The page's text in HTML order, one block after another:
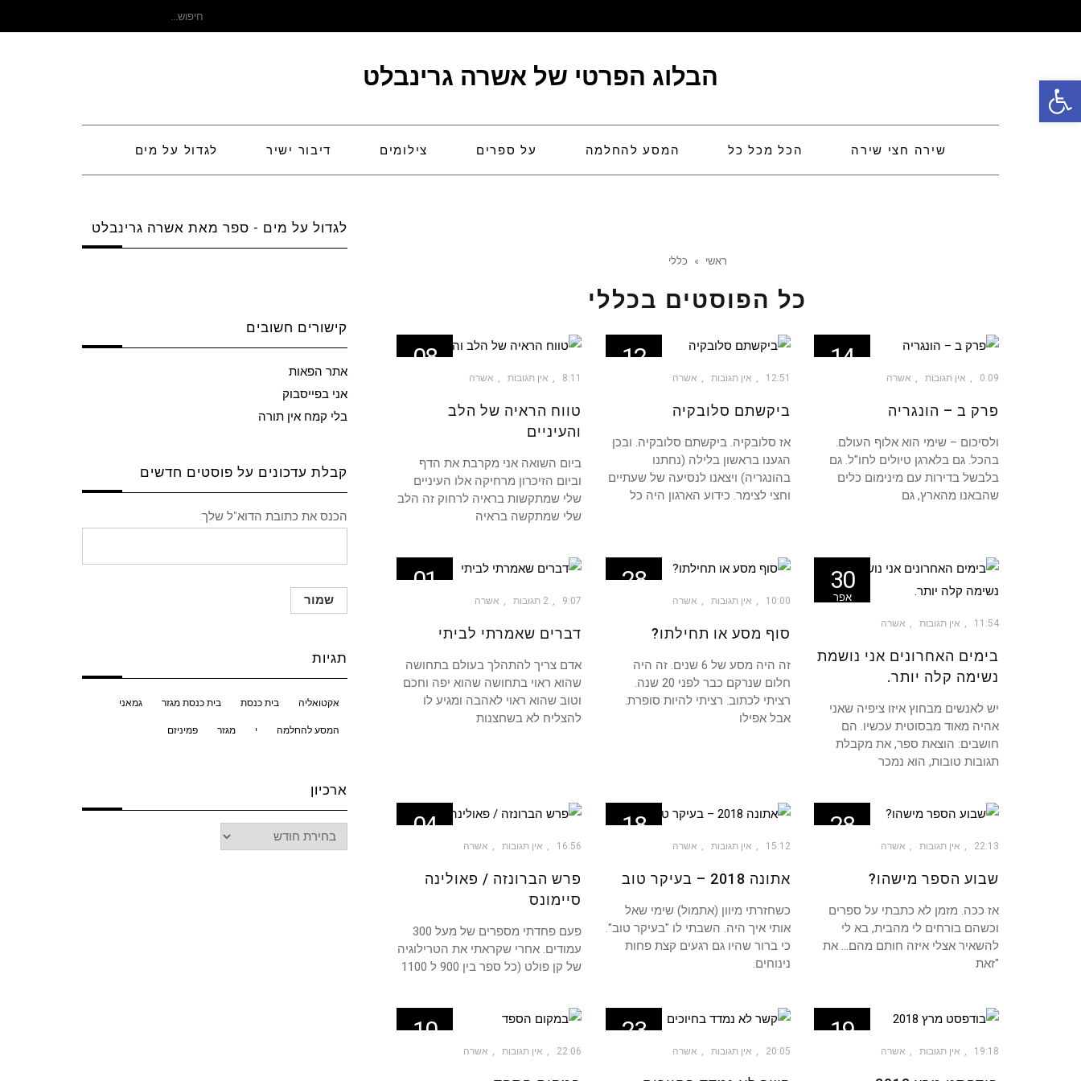
פתח סרגל נגישות
חיפוש
הבלוג הפרטי של אשרה גרינבלט
שירה חצי שירה הכל מכל כל המסע להחלמה על ספרים צילומים דיבור ישיר לגדול על מים
ראשי » כללי
כל הפוסטים בכללי
14
0:09 אין תגובות אשרה
פרק ב – הונגריה
ולסיכום – שימי הוא אלוף העולם.
בהכל. גם בלארגן טיולים לחו"ל. גם
בלבשל בדירות עם מינימום כלים
שהבאנו מהארץ, גם
12
12:51 אין תגובות אשרה
ביקשתם סלובקיה
אז סלובקיה. ביקשתם סלובקיה. ובכן
הגענו בראשון בלילה (נחתנו
בהונגריה) ויצאנו לנסיעה של שעתיים
וחצי לצימר. כידוע הארגון היה כל
08
8:11 אין תגובות אשרה
טווח הראיה של הלב
והעיניים
ביום השואה אני מקרבת את הדף
וביום הזיכרון מרחיקה אלו העיניים
שלי שמתקשות בראיה לרחוק זה הלב
שלי שמתקשה בראיה
30
אפר
11:54 אין תגובות אשרה
בימים האחרונים אני נושמת
נשימה קלה יותר.
יש לאנשים מבחוץ איזו ציפיה שאני
אהיה מאוד מבסוטית עכשיו. הם
חושבים: הוצאת ספר, את מקבלת
תגובות טובות, הוא נמכר
28
10:00 אין תגובות אשרה
סוף מסע או תחילתו?
זה היה מסע של 6 שנים. זה היה
חלום שנרקם כבר לפני 20 שנה.
רציתי לכתוב. רציתי להיות סופרת.
אבל אפילו
01
9:07 2 תגובות אשרה
דברים שאמרתי לביתי
אדם צריך להתהלך בעולם בתחושה
שהוא ראוי בתחושה שהוא יפה וחכם
וטוב שהוא ראוי לאהבה ומגיע לו
להצליח לא בשחצנות
28
22:13 אין תגובות אשרה
שבוע הספר מישהו?
אז ככה. מזמן לא כתבתי על ספרים
וכשהם בורחים לי מהבית, בא לי
להשאיר אצלי איזה חותם מהם… את
"זאת
18
15:12 אין תגובות אשרה
אתונה 2018 – בעיקר טוב
כשחזרתי מיוון (אתמול) שימי שאל
אותי איך היה. השבתי לו "בעיקר טוב".
כי ברור שהיו גם רגעים קצת פחות
נינוחים.
04
16:56 אין תגובות אשרה
פרש הברונזה / פאולינה
סיימונס
פעם פחדתי מספרים של מעל 300
עמודים. אחרי שקראתי את הטרילוגיה
של קן פולט (כל ספר בין 900 ל 1100
19
19:18 אין תגובות אשרה
23
20:05 אין תגובות אשרה
10
22:06 אין תגובות אשרה
לגדול על מים - ספר מאת אשרה גרינבלט
קישורים חשובים
אתר הפאות
אני בפייסבוק
בלי קמח אין תורה
קבלת עדכונים על פוסטים חדשים
הכנס את כתובת הדוא"ל שלך:
תגיות
אקטואליה בית כנסת בית כנסת מגזר גמאני
המסע להחלמה י מגזר פמיניזם
ארכיון
ארכיון